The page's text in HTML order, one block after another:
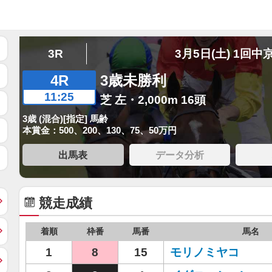
3R 3月5日(土) 1回中
4R
11:25
3歳未勝利
芝 左・2,000m 16頭
3歳 (混合)[指定] 馬齢
本賞金：500、200、130、75、50万円
出馬表 データ分析
競走成績
着順 枠番 馬番 馬名
1 8 15
モリノミヤコ